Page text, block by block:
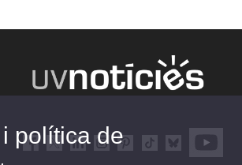
política de